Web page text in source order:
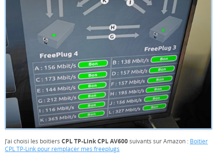
J’ai choisi les boitiers CPLTP-Link CPL AV600 suivants sur Amazon : Boitier
CPL TP-Link pour remplacer mes freeplugs